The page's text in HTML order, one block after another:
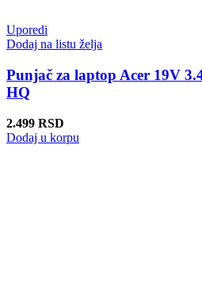
Uporedi
Dodaj na listu želja
Punjač za laptop Acer 19V
HQ
2.499 RSD
Dodaj u korpu